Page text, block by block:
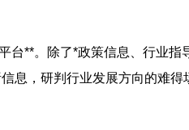
台**。除了*政策信息、行业
息，研判行业发展方向的难得